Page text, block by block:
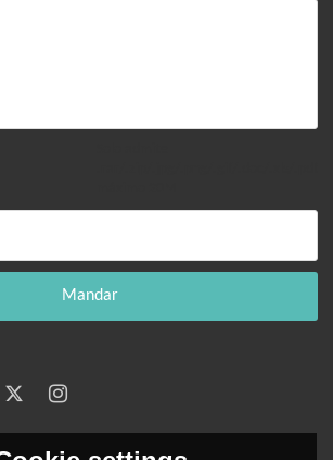
Mandar